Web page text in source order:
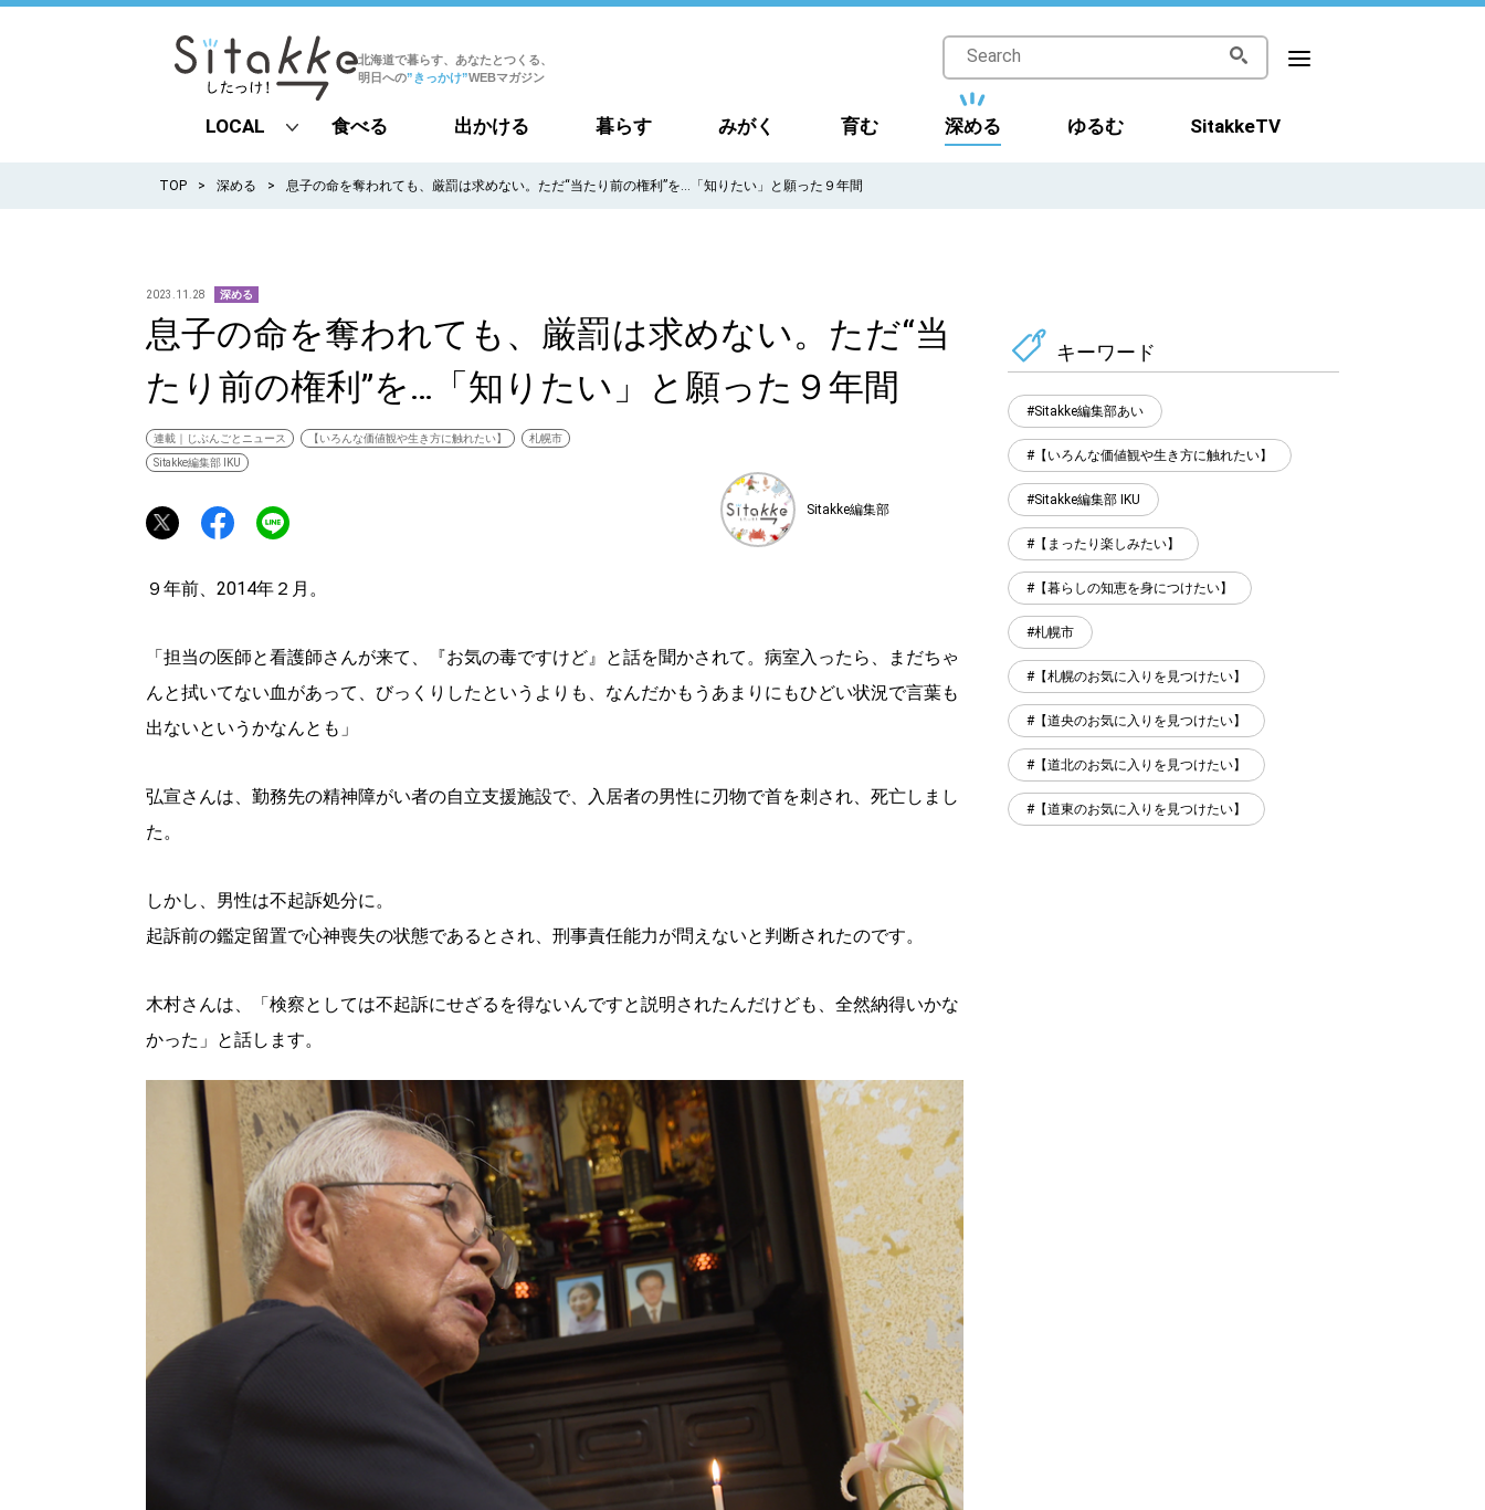
北海道で暮らす、あなたとつくる、
明日への”きっかけ”WEBマガジン
LOCAL
all
道北
道南
道東
道央
食べる 出かける 暮らす みがく 育む 深める ゆるむ SitakkeTV
TOP 深める 息子の命を奪われても、厳罰は求めない。ただ“当たり前の権利”を…「知りたい」と願った９年間
2023.11.28 深める
息子の命を奪われても、厳罰は求めない。ただ“当
たり前の権利”を…「知りたい」と願った９年間
連載｜じぶんごとニュース 【いろんな価値観や生き方に触れたい】
札幌市
Sitakke編集部 IKU
Sitakke編集部
９年前、2014年２月。
「担当の医師と看護師さんが来て、『お気の毒ですけど』と話を聞かされて。病室入ったら、まだちゃ
んと拭いてない血があって、びっくりしたというよりも、なんだかもうあまりにもひどい状況で言葉も
出ないというかなんとも」
弘宣さんは、勤務先の精神障がい者の自立支援施設で、入居者の男性に刃物で首を刺され、死亡しまし
た。
しかし、男性は不起訴処分に。
起訴前の鑑定留置で心神喪失の状態であるとされ、刑事責任能力が問えないと判断されたのです。
木村さんは、「検察としては不起訴にせざるを得ないんですと説明されたんだけども、全然納得いかな
かった」と話します。
キーワード
Sitakke編集部あい
【いろんな価値観や生き方に触れたい】
Sitakke編集部 IKU
【まったり楽しみたい】
【暮らしの知恵を身につけたい】
札幌市
【札幌のお気に入りを見つけたい】
【道央のお気に入りを見つけたい】
【道北のお気に入りを見つけたい】
【道東のお気に入りを見つけたい】